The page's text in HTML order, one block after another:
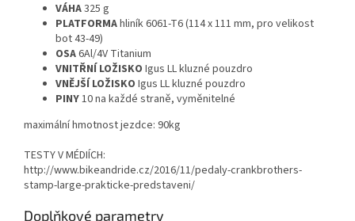
VÁHA325 g
PLATFORMAhliník 6061-T6 (114 x 111 mm, pro velikost
bot 43-49)
OSA6Al/4V Titanium
VNITŘNÍ LOŽISKO Igus LL kluzné pouzdro
VNĚJŠÍ LOŽISKO Igus LL kluzné pouzdro
PINY10 na každé straně, vyměnitelné
maximální hmotnost jezdce: 90kg
TESTY V MÉDIÍCH:
http://www.bikeandride.cz/2016/11/pedaly-crankbrothers-
stamp-large-prakticke-predstaveni/
Doplňkové parametry